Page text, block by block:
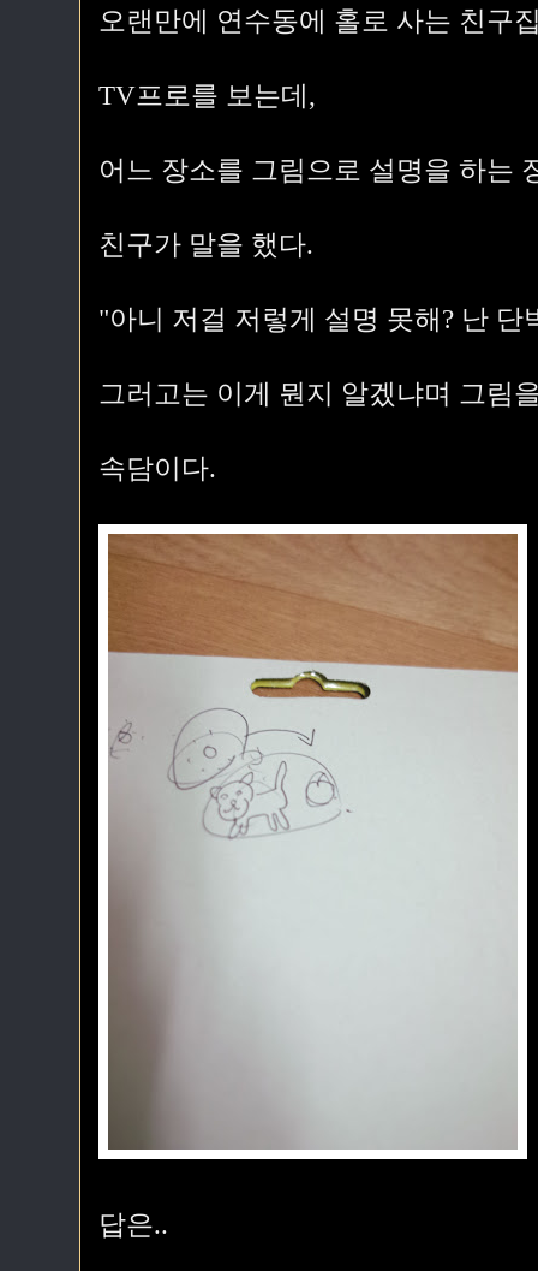
오랜만에 연수동에 홀로 사는 친구
TV프로를 보는데,
어느 장소를 그림으로 설명을 하는
친구가 말을 했다.
"아니 저걸 저렇게 설명 못해? 난
그러고는 이게 뭔지 알겠냐며 그림
속담이다.
답은..